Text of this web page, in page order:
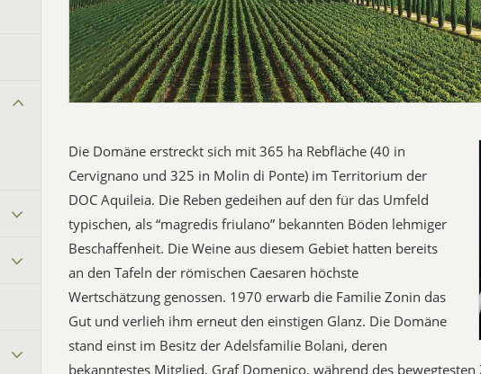
Die Domäne erstreckt sich mit 365 ha Rebfläche (40 in
Cervignano und 325 in Molin di Ponte) im Territorium der
DOC Aquileia. Die Reben gedeihen auf den für das Umfeld
typischen, als “magredis friulano” bekannten Böden lehmiger
Beschaffenheit. Die Weine aus diesem Gebiet hatten bereits
an den Tafeln der römischen Caesaren höchste
Wertschätzung genossen. 1970 erwarb die Familie Zonin das
Gut und verlieh ihm erneut den einstigen Glanz. Die Domäne
stand einst im Besitz der Adelsfamilie Bolani, deren
bekanntestes Mitglied, Graf Domenico, während des